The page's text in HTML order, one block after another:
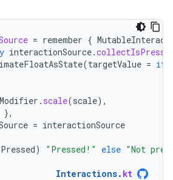
= remember {
interactionSource.
(targetValue = if
Modifier . scale(scale),
},
= interactionSource
) "Pressed!" else "Not
Interactions. kt